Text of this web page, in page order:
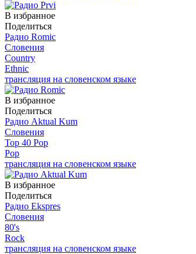
В избранное
Поделиться
Радио Romic
Словения
Country
Ethnic
трансляция на словенском языке
В избранное
Поделиться
Радио Aktual Kum
Словения
Top 40 Pop
Pop
трансляция на словенском языке
В избранное
Поделиться
Радио Ekspres
Словения
80's
Rock
трансляция на словенском языке